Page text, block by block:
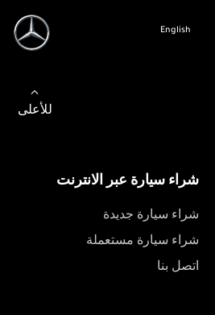
English
للأعلى
شراء سيارة عبر الانترنت
شراء سيارة جديدة
شراء سيارة مستعملة
اتصل بنا